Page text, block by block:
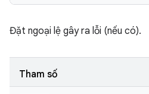
Đặt ngoại lệ gây ra lỗi (nếu có).
Tham số